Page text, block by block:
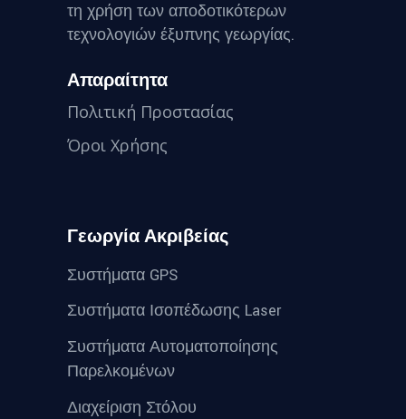
τη χρήση των αποδοτικότερων
τεχνολογιών έξυπνης γεωργίας.
Απαραίτητα
Πολιτική Προστασίας
Όροι Χρήσης
Γεωργία Ακριβείας
Συστήματα GPS
Συστήματα Ισοπέδωσης Laser
Συστήματα Αυτοματοποίησης
Παρελκομένων
Διαχείριση Στόλου